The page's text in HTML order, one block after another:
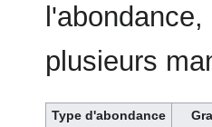
plusieurs
Type d'abondance